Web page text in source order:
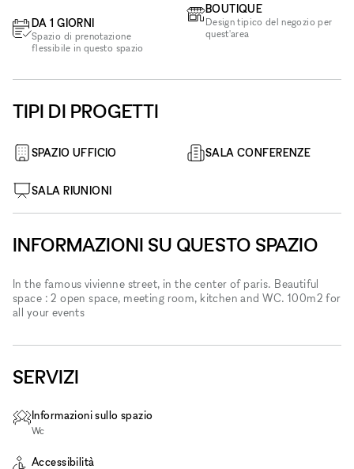
DA 1 GIORNI
Spazio di prenotazione
flessibile in questo spazio
BOUTIQUE
Design tipico del negozio per
quest'area
TIPI DI PROGETTI
SPAZIO UFFICIO SALA CONFERENZE
SALA RIUNIONI
INFORMAZIONI SU QUESTO SPAZIO
In the famous vivienne street, in the center of paris. Beautiful
space : 2 open space, meeting room, kitchen and WC. 100m2 for
all your events
SERVIZI
Informazioni sullo spazio
Wc
Accessibilità